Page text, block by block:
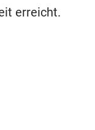
erreicht.